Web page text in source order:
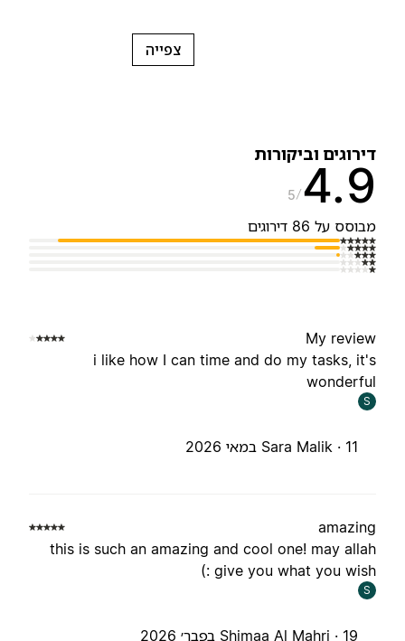
צפייה
וביקורות
5
על 86 דירוגים
My
i like how I can time and do my tasks,
Sara Malik ·
this is such an amazing and cool one! may
give you what you wish
Shimaa Al Mahri ·